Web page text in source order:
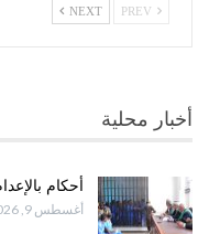
NEXT
أخبار محلية
أحكام
أغسطس 9, 2026